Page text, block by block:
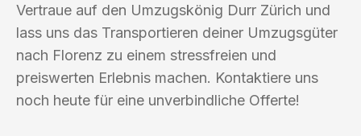
Vertraue auf den Umzugskönig Durr Zürich und
lass uns das Transportieren deiner Umzugsgüter
nach Florenz zu einem stressfreien und
preiswerten Erlebnis machen. Kontaktiere uns
noch heute für eine unverbindliche Offerte!